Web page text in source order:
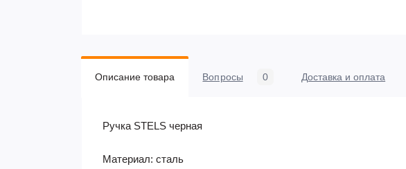
Описание товара Вопросы 0 Доставка и оплата
Ручка STELS черная
Материал: сталь